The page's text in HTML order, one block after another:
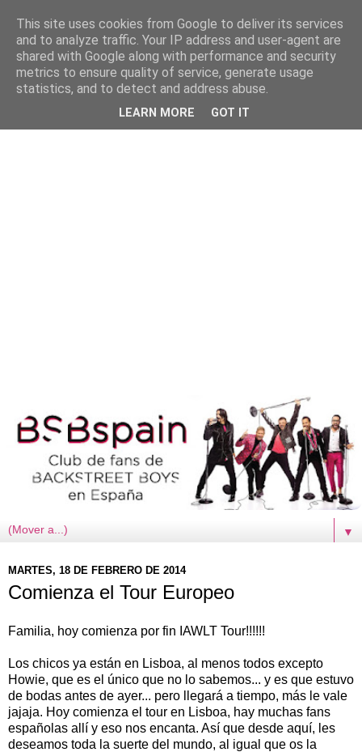
▼
MARTES, 18 DE FEBRERO DE 2014
Comienza el Tour Europeo
Familia, hoy comienza por fin IAWLT Tour!!!!!!
Los chicos ya están en Lisboa, al menos todos excepto
Howie, que es el único que no lo sabemos... y es que estuvo
de bodas antes de ayer... pero llegará a tiempo, más le vale
jajaja. Hoy comienza el tour en Lisboa, hay muchas fans
españolas allí y eso nos encanta. Así que desde aquí, les
deseamos toda la suerte del mundo, al igual que os la
This site uses cookies from Google to deliver its services
and to analyze traffic. Your IP address and user-agent are
shared with Google along with performance and security
metrics to ensure quality of service, generate usage
statistics, and to detect and address abuse.
LEARN MORE GOT IT